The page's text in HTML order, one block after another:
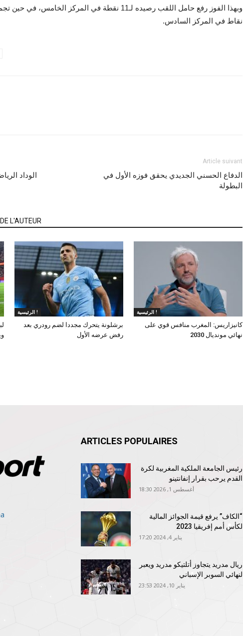
نقاط في المركز السادس.
الوداد
Article suivant
الدفاع الحسني الجديدي يحقق فوزه الأول في
البطولة
L'AUTEUR
الرئيسية !
برشلونة يتحرك مجددا لضم رودري بعد
رفض عرضه الأول
الرئيسية !
كانيزاريس: المغرب منافس قوي على
نهائي مونديال 2030
ARTICLES POPULAIRES
رئيس الجامعة الملكية المغربية لكرة
القدم يرحب بقرار إنفانتينو
أغسطس 1, 2026 18:30
“الكاف” يرفع قيمة الجوائز المالية
لكأس أمم إفريقيا 2023
يناير 4, 2024 17:20
ريال مدريد يتجاوز أتلتيكو مدريد ويعبر
لنهائي السوبر الإسباني
يناير 10, 2024 23:53